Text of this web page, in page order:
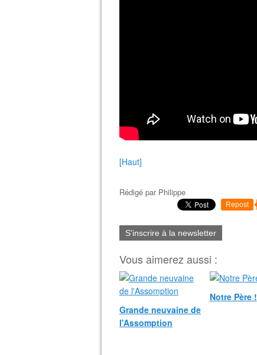
[Haut]
Rédigé par Philippe
Repost
S'inscrire à la newsletter
Vous aimerez aussi :
Grande neuvaine de
l'Assomption
Notre Père !